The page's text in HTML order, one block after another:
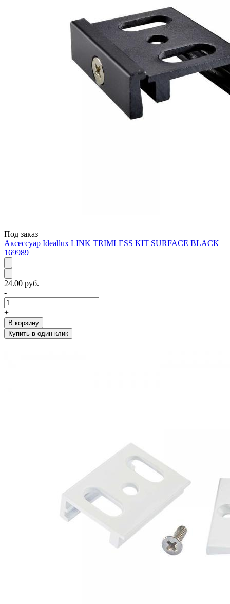
Под заказ
Аксессуар Ideallux LINK TRIMLESS KIT SURFACE BLACK
169989
24.00 руб.
-
+
В корзину
Купить в один клик